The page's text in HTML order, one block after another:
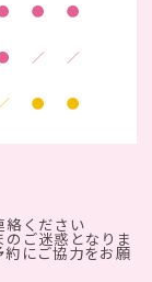
● ●
／ ／
／ ● ●
絡ください
ご迷惑となりま
にご協力をお願